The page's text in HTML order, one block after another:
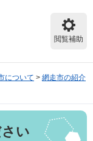
閲覧補助
について > 網走市の紹介
い